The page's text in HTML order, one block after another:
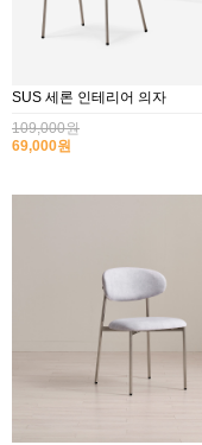
SUS 세론 인테리어 의자
109,000원
69,000원